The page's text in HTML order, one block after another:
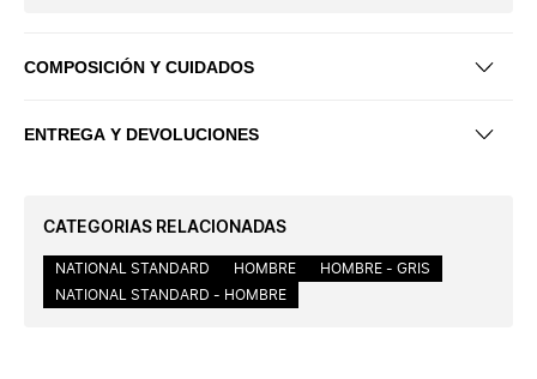
COMPOSICIÓN Y CUIDADOS
ENTREGA Y DEVOLUCIONES
CATEGORIAS RELACIONADAS
NATIONAL STANDARD HOMBRE
HOMBRE - GRIS
NATIONAL STANDARD - HOMBRE